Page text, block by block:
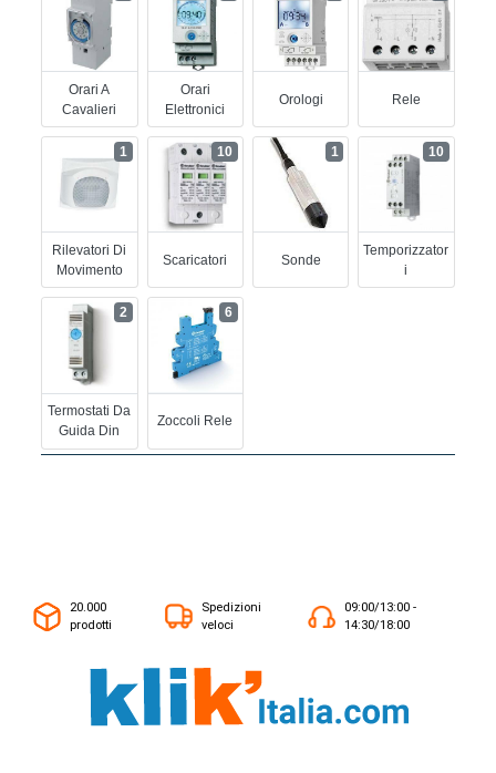
Orari A
Cavalieri
Orari
Elettronici
Orologi Rele
Rilevatori Di
Movimento
1
Scaricatori
10
Sonde
1
Temporizzator
I
10
Termostati Da
Guida Din
2
Zoccoli Rele
6
20.000
prodotti
Spedizioni
veloci
09:00/13:00 -
14:30/18:00